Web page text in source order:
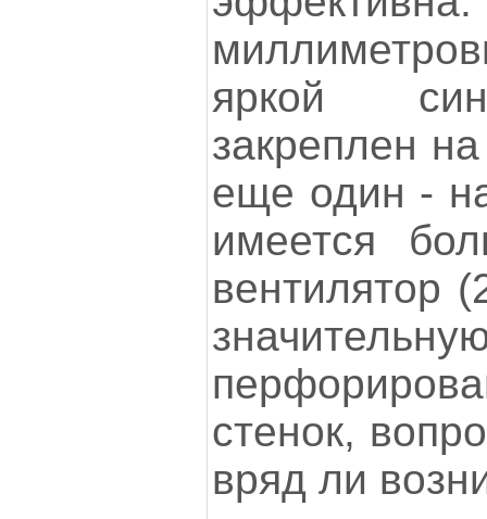
яркой
закреплен
еще один -
имеется
вентилятор
стенок,
вряд ли